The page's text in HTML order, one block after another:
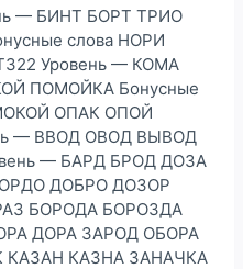
— БИНТ БОРТ ТРИО
слова НОРИ
Уровень — КОМА
ПОМОЙКА Бонусные
ОПАК ОПОЙ
— ВВОД ОВОД ВЫВОД
— БАРД БРОД ДОЗА
ДОБРО ДОЗОР
БОРОДА БОРОЗДА
ДОРА ЗАРОД ОБОРА
КАЗАН КАЗНА ЗАНАЧКА